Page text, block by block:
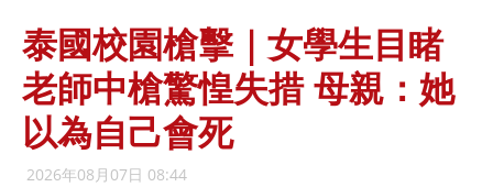
泰國校園槍擊｜女學生目睹
老師中槍驚惶失措 母親：她
以為自己會死
2026年08月07日 08:44